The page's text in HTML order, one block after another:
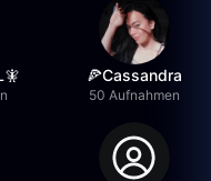
🍕Cassandra
50 Aufnahmen